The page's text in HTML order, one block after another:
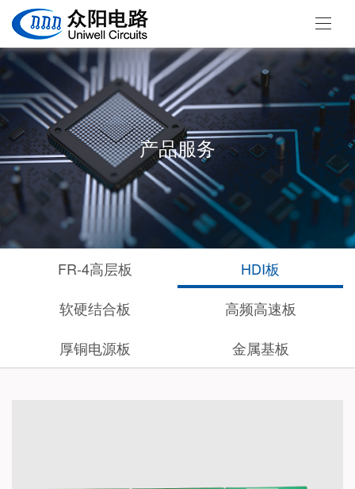
产品服务
FR-4高层板
HDI板
软硬结合板
高频高速板
厚铜电源板
金属基板